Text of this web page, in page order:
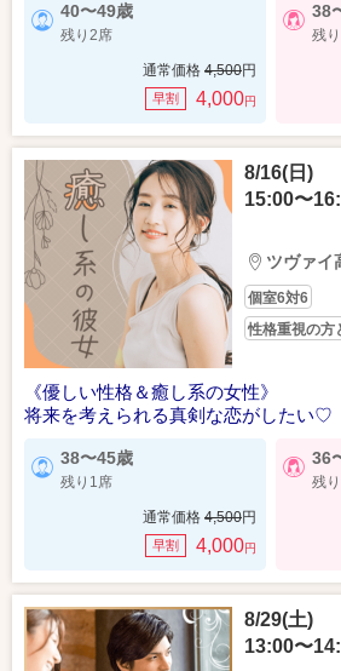
40〜49歳
残り2席
通常価格 4,500円
早割 4,000円
38
残
8/16(日)
15:00〜
ツヴァイ
個室6対6
性格重視の方
《優しい性格＆癒し系の女性》
将来を考えられる真剣な恋がしたい♡
38〜45歳
残り1席
通常価格 4,500円
早割 4,000円
36
残
8/29(土)
13:00〜